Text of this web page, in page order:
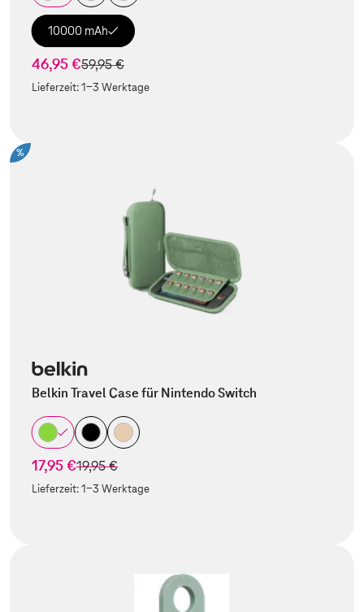
10000 mAh
46,95 €statt
59,95 €
Lieferzeit:1-3 Werktage
%
Belkin Travel Case für Nintendo Switch
17,95 €statt
19,95 €
Lieferzeit:1-3 Werktage